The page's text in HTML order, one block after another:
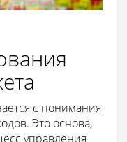
с понимания
Это основа,
управления